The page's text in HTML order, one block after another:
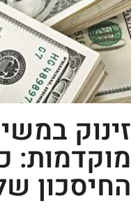
זינוק
מוקדמות:
החיסכון